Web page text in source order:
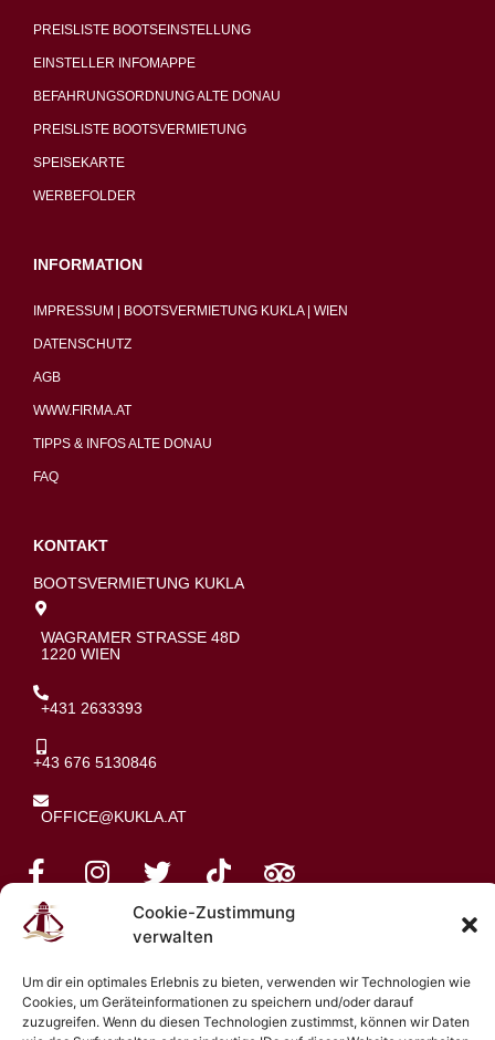
Cookie-Zustimmung
verwalten
Um dir ein optimales Erlebnis zu bieten, verwenden wir Technologien wie
Cookies, um Geräteinformationen zu speichern und/oder darauf
zuzugreifen. Wenn du diesen Technologien zustimmst, können wir Daten
PREISLISTE BOOTSEINSTELLUNG
EINSTELLER INFOMAPPE
BEFAHRUNGSORDNUNG ALTE DONAU
PREISLISTE BOOTSVERMIETUNG
SPEISEKARTE
WERBEFOLDER
INFORMATION
IMPRESSUM | BOOTSVERMIETUNG KUKLA | WIEN
DATENSCHUTZ
AGB
WWW.FIRMA.AT
TIPPS & INFOS ALTE DONAU
FAQ
KONTAKT
BOOTSVERMIETUNG KUKLA
WAGRAMER STRASSE 48D
1220 WIEN
+431 2633393
+43 676 5130846
OFFICE@KUKLA.AT